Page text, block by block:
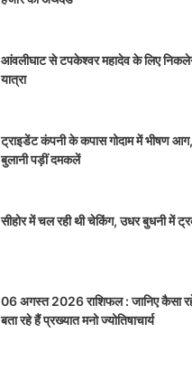
आंवलीघाट से टपकेश्वर महादेव के लिए
यात्रा
ट्राइडेंट कंपनी के कपास गोदाम में भीषण आग,
बुलानी पड़ीं दमकलें
सीहोर में चल रही थी चेकिंग, उधर बुधनी में
06 अगस्त 2026 राशिफल : जानिए कैसा
बता रहे हैं प्रख्यात मनो ज्योतिषाचार्य